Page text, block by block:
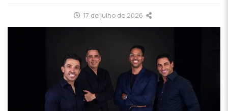
17 de julho de 2026